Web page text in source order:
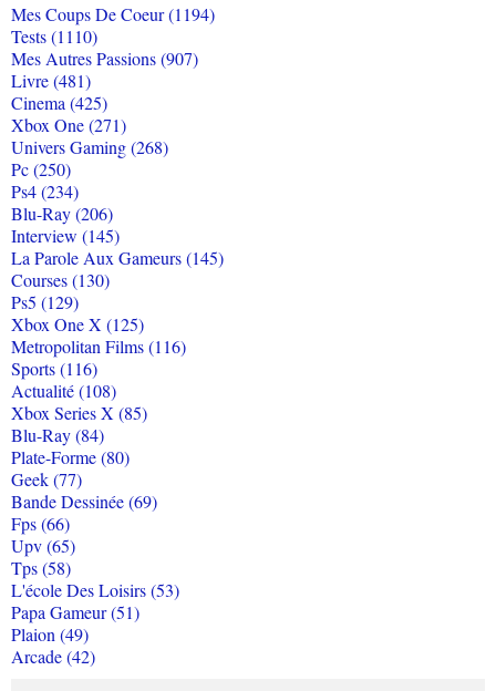
Mes Coups De Coeur (1194)
Tests (1110)
Mes Autres Passions (907)
Livre (481)
Cinema (425)
Xbox One (271)
Univers Gaming (268)
Pc (250)
Ps4 (234)
Blu-Ray (206)
Interview (145)
La Parole Aux Gameurs (145)
Courses (130)
Ps5 (129)
Xbox One X (125)
Metropolitan Films (116)
Sports (116)
Actualité (108)
Xbox Series X (85)
Blu-Ray (84)
Plate-Forme (80)
Geek (77)
Bande Dessinée (69)
Fps (66)
Upv (65)
Tps (58)
L'école Des Loisirs (53)
Papa Gameur (51)
Plaion (49)
Arcade (42)